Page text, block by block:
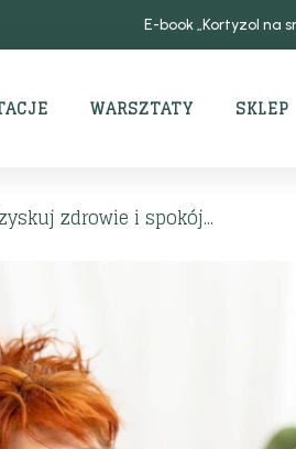
E-book „Kortyzol na
WARSZTATY SKLEP
zdrowie i spokój...